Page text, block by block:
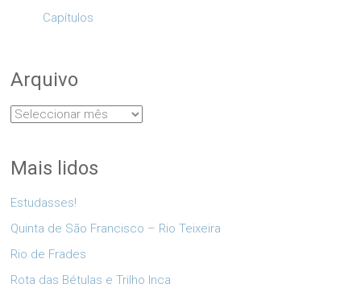
Capítulos
Arquivo
Arquivo
Mais lidos
Estudasses!
Quinta de São Francisco – Rio Teixeira
Rio de Frades
Rota das Bétulas e Trilho Inca